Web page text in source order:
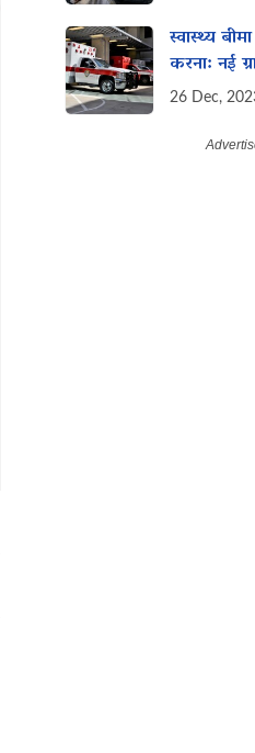
स्वास्थ्य
करना: नई
लाभ
26 Dec,